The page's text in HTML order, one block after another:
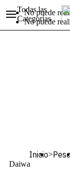
Todas las
Categorías
No puede
No puede
Inicio>
Daiwa